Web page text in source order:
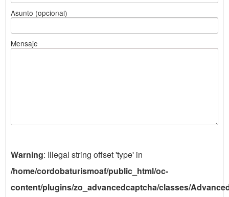
Asunto (opcional)
Mensaje
Warning: Illegal string offset 'type' in
/home/cordobaturismoaf/public_html/oc-
content/plugins/zo_advancedcaptcha/classes/